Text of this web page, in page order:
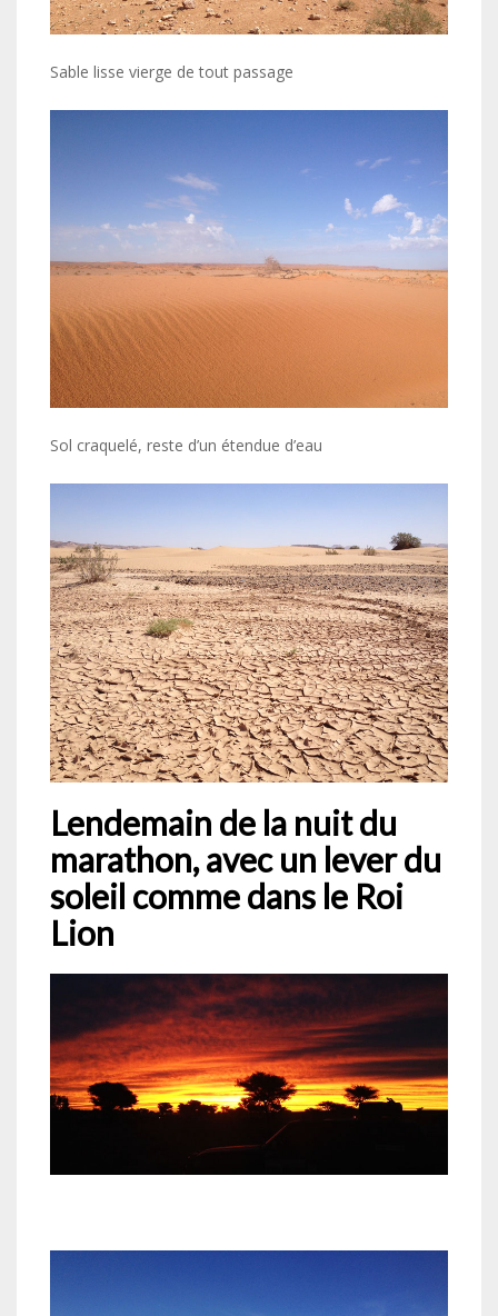
Sable lisse vierge de tout passage
Sol craquelé, reste d’un étendue d’eau
Lendemain de la nuit du
marathon, avec un lever du
soleil comme dans le Roi
Lion